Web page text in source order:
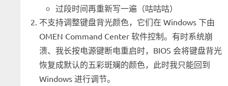
过段时间再重新写一遍（咕咕咕）
不支持调整键盘背光颜色，它们在 Windows 下由
OMEN Command Center 软件控制。有时系统崩
溃、我长按电源键断电重启时，BIOS 会将键盘背光
恢复成默认的五彩斑斓的颜色，此时我只能回到
Windows 进行调节。